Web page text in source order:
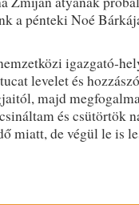
a pénteki Noé
igazgató-
levelet és
majd
és csütörtök
miatt, de végül le is